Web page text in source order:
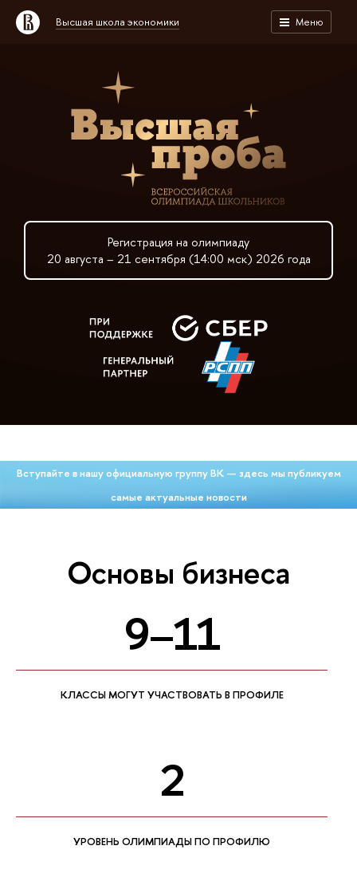
Высшая школа экономики Меню
Регистрация на олимпиаду
20 августа – 21 сентября (14:00 мск) 2026 года
Вступайте в нашу официальную группу ВК — здесь мы публикуем
самые актуальные новости
Основы бизнеса
9–11
КЛАССЫ МОГУТ УЧАСТВОВАТЬ В ПРОФИЛЕ
2
УРОВЕНЬ ОЛИМПИАДЫ ПО ПРОФИЛЮ